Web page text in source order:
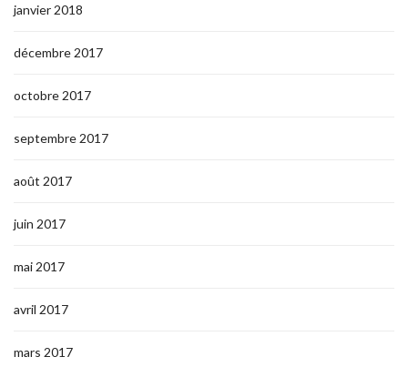
janvier 2018
décembre 2017
octobre 2017
septembre 2017
août 2017
juin 2017
mai 2017
avril 2017
mars 2017